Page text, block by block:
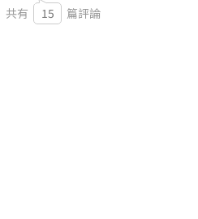
共有 15 篇評論